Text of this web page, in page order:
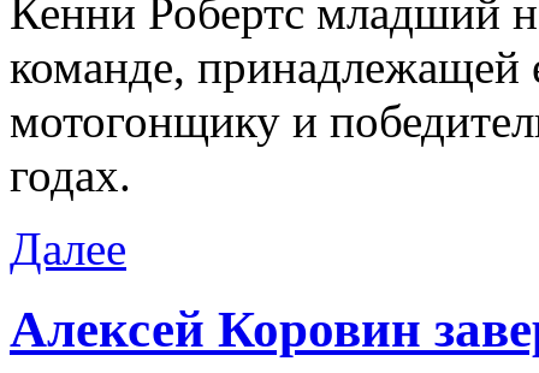
Кенни Робертс младший
команде, принадлежащей
мотогонщику и
годах.
Далее
Алексей Коровин